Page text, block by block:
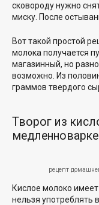
сковороду нужно
миску. После
Вот такой простой
молока получается
магазинный, но
возможно. Из
граммов твердого
Творог из
медленноварке
рецепт
Кислое молоко
нельзя употреблять